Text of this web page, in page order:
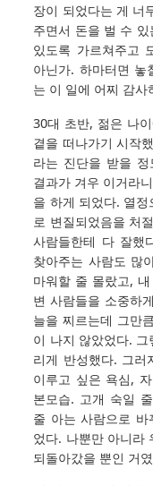
장이 되었다는 게 너
주면서 돈을 벌 수
있도록 가르쳐주고
아닌가. 하마터면
는 이 일에 어찌 감사
30대 초반, 젊은 나
곁을 떠나가기 시작
라는 진단을 받을
결과가 겨우 이거라
을 하게 되었다. 열
로 변질되었음을 처
사람들한테 다 잘했
찾아주는 사람도 많
마워할 줄 몰랐고,
변 사람들을 소중하
늘을 찌르는데 그만
이 나지 않았었다.
리게 반성했다. 그러
이루고 싶은 욕심,
본모습. 고개 숙일
줄 아는 사람으로
었다. 나뿐만 아니라
되돌아갔을 뿐인 거